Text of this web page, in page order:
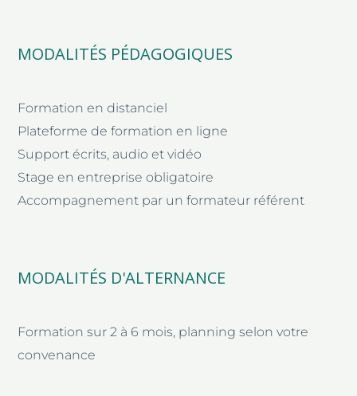
MODALITÉS PÉDAGOGIQUES
Formation en distanciel
Plateforme de formation en ligne
Support écrits, audio et vidéo
Stage en entreprise obligatoire
Accompagnement par un formateur référent
MODALITÉS D'ALTERNANCE
Formation sur 2 à 6 mois, planning selon votre
convenance